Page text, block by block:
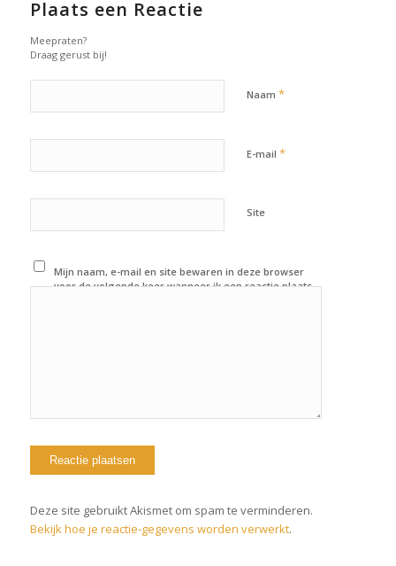
Plaats een Reactie
Meepraten?
Draag gerust bij!
Naam *
E-mail *
Site
Mijn naam, e-mail en site bewaren in deze browser
voor de volgende keer wanneer ik een reactie plaats.
Deze site gebruikt Akismet om spam te verminderen.
Bekijk hoe je reactie-gegevens worden verwerkt.